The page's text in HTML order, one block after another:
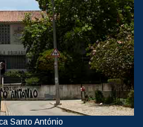
Santo António